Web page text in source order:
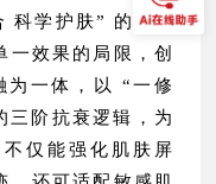
科学护肤” 的集大
一效果的局限，创
一体，以 “一修
三阶抗衰逻辑，为
仅能强化肌肤屏